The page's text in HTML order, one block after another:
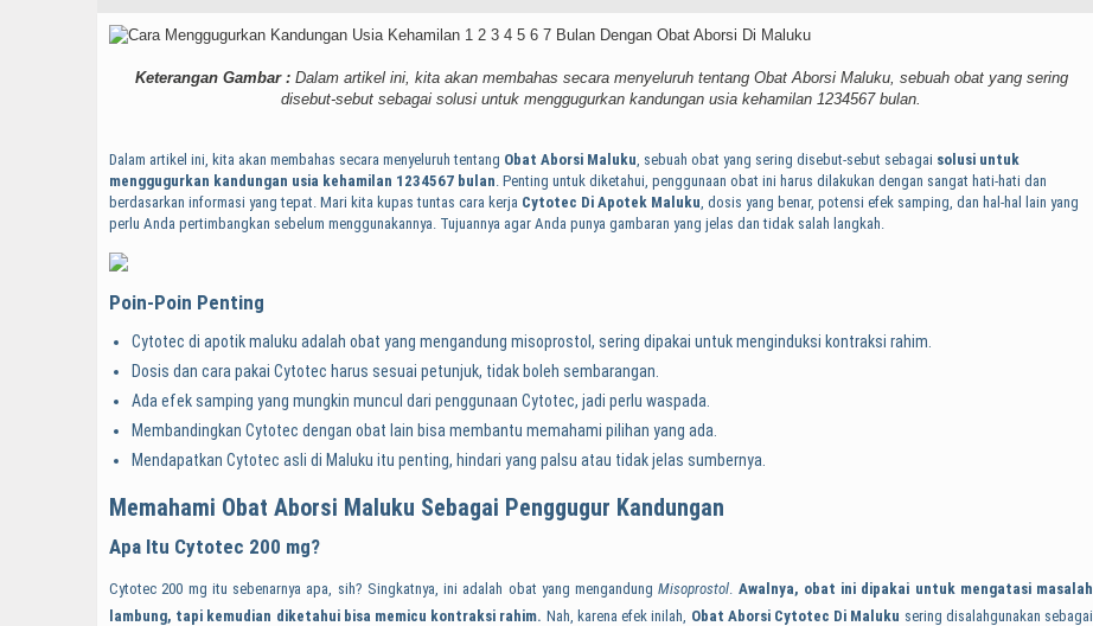
Keterangan Gambar :Dalam artikel ini, kita akan membahas secara menyeluruh tentang Obat Aborsi Maluku, sebuah obat yang sering
disebut-sebut sebagai solusi untuk menggugurkan kandungan usia kehamilan 1234567 bulan.
Dalam artikel ini, kita akan membahas secara menyeluruh tentang Obat Aborsi Maluku, sebuah obat yang sering disebut-sebut sebagai solusi untuk
menggugurkan kandungan usia kehamilan 1234567 bulan. Penting untuk diketahui, penggunaan obat ini harus dilakukan dengan sangat hati-hati dan
berdasarkan informasi yang tepat. Mari kita kupas tuntas cara kerja Cytotec Di Apotek Maluku, dosis yang benar, potensi efek samping, dan hal-hal lain yang
perlu Anda pertimbangkan sebelum menggunakannya. Tujuannya agar Anda punya gambaran yang jelas dan tidak salah langkah.
Poin-Poin Penting
Cytotec di apotik maluku adalah obat yang mengandung misoprostol, sering dipakai untuk menginduksi kontraksi rahim.
Dosis dan cara pakai Cytotec harus sesuai petunjuk, tidak boleh sembarangan.
Ada efek samping yang mungkin muncul dari penggunaan Cytotec, jadi perlu waspada.
Membandingkan Cytotec dengan obat lain bisa membantu memahami pilihan yang ada.
Mendapatkan Cytotec asli di Maluku itu penting, hindari yang palsu atau tidak jelas sumbernya.
Memahami Obat Aborsi Maluku Sebagai Penggugur Kandungan
Apa Itu Cytotec 200 mg?
Cytotec 200 mg itu sebenarnya apa, sih? Singkatnya, ini adalah obat yang mengandungMisoprostol. Awalnya, obat ini dipakai untuk mengatasi masalah
lambung, tapi kemudian diketahui bisa memicu kontraksi rahim. Nah, karena efek inilah, Obat Aborsi Cytotec Di Maluku sering disalahgunakan sebagai